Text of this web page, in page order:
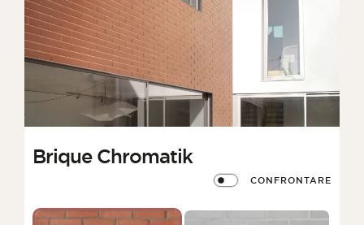
Brique Chromatik
CONFRONTARE